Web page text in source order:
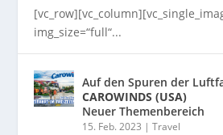
img_size=“full“...
Auf den Spuren der
CAROWINDS (USA)
Neuer Themenbereich
15. Feb. 2023 |Travel